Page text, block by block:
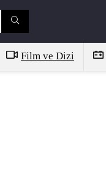
Film ve Dizi